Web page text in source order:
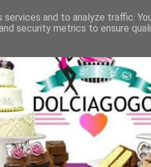
and to analyze traffic.
security metrics to ensure